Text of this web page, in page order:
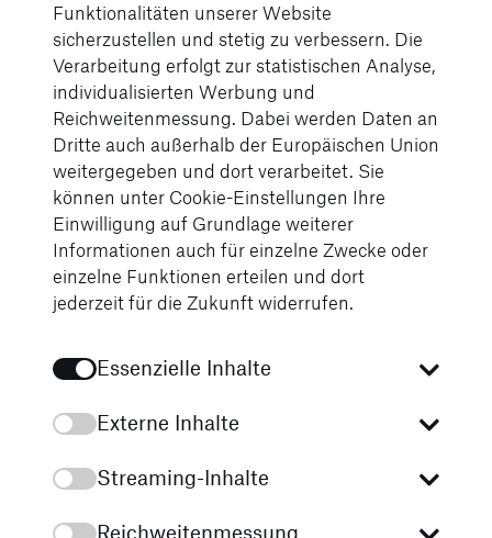
Die MercedesTrophy ist eine weltweite Amateur-
Golfserie, die von Mercedes-Benz in mehr als 60
Ländern veranstaltet wird. Jedes Jahr nehmen über
60.000 Golferinnen und Golfer an den mehr als 600
regionalen und nationalen Turnieren teil. Der
Höhepunkt dieser Turnierserie ist das
MercedesTrophy World Final, das traditionell in der
Stuttgarter Region, dem “Geburtsort des
Automobils”, stattfindet. Hier treffen die besten
Spielerinnen und Spieler aus den nationalen Finals
auf Konkurrenten und Teams aus der ganzen Welt.
Das Event steht ganz im Zeichen des Sports und der
luxuriösen Hotel statt. Die Teilnehmerinnen und
Golfspiel zu verbessern, sondern auch die
erleben. Neben den sportlichen Wettkämpfen bietet
Rahmenprogramm mit zahlreichen Veranstaltungen,
Funktionalitäten unserer Website
sicherzustellen und stetig zu verbessern. Die
Verarbeitung erfolgt zur statistischen Analyse,
individualisierten Werbung und
Reichweitenmessung. Dabei werden Daten an
Dritte auch außerhalb der Europäischen Union
weitergegeben und dort verarbeitet. Sie
können unter Cookie-Einstellungen Ihre
Einwilligung auf Grundlage weiterer
Informationen auch für einzelne Zwecke oder
einzelne Funktionen erteilen und dort
jederzeit für die Zukunft widerrufen.
Essenzielle Inhalte
Externe Inhalte
Streaming-Inhalte
Reichweitenmessung